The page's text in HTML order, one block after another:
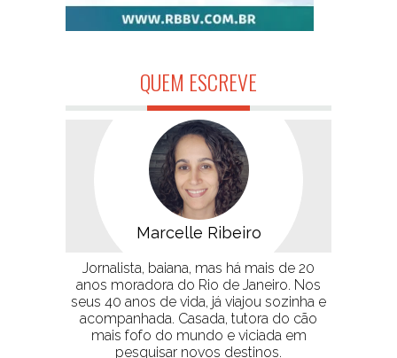
QUEM ESCREVE
Marcelle Ribeiro
Jornalista, baiana, mas há mais de 20
anos moradora do Rio de Janeiro. Nos
seus 40 anos de vida, já viajou sozinha e
acompanhada. Casada, tutora do cão
mais fofo do mundo e viciada em
pesquisar novos destinos.